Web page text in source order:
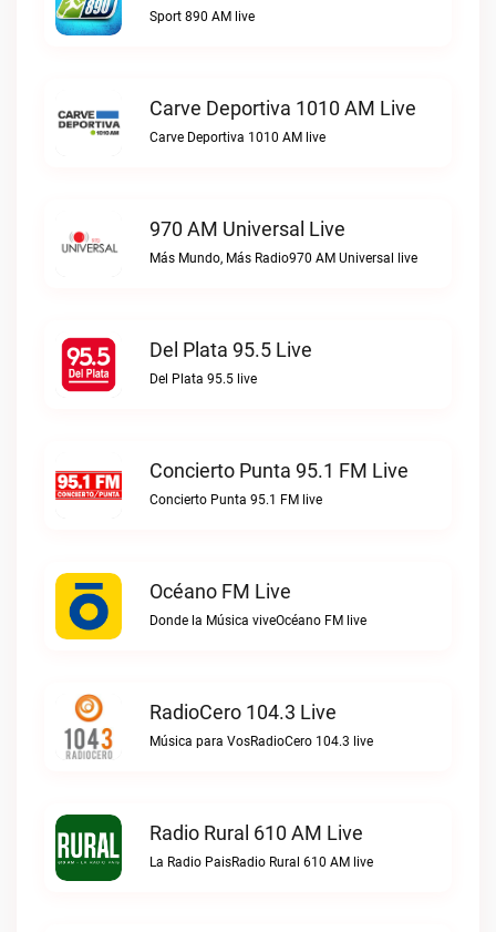
Sport 890 AM live
Carve Deportiva 1010 AM Live
Carve Deportiva 1010 AM live
970 AM Universal Live
Más Mundo, Más Radio970 AM Universal live
Del Plata 95.5 Live
Del Plata 95.5 live
Concierto Punta 95.1 FM Live
Concierto Punta 95.1 FM live
Océano FM Live
Donde la Música viveOcéano FM live
RadioCero 104.3 Live
Música para VosRadioCero 104.3 live
Radio Rural 610 AM Live
La Radio PaisRadio Rural 610 AM live